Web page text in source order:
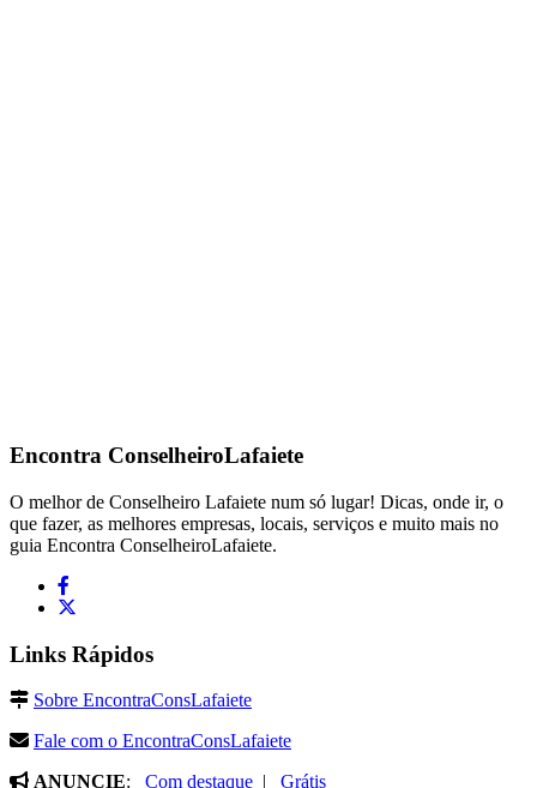
Encontra ConselheiroLafaiete
O melhor de Conselheiro Lafaiete num só lugar! Dicas, onde ir, o
que fazer, as melhores empresas, locais, serviços e muito mais no
guia Encontra ConselheiroLafaiete.
Links Rápidos
Sobre EncontraConsLafaiete
Fale com o EncontraConsLafaiete
ANUNCIE: Com destaque | Grátis